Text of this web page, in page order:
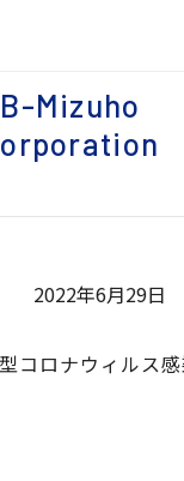
Mizuho
2022年6月29日
ウィルス